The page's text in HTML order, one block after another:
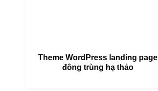
Theme WordPress landing page
đông trùng hạ thảo